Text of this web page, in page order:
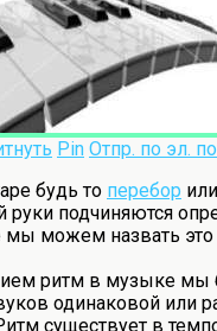
Pin Отпр. по эл.
будь то перебор или
руки подчиняются
можем назвать
ритм в музыке мы
одинаковой или
существует в